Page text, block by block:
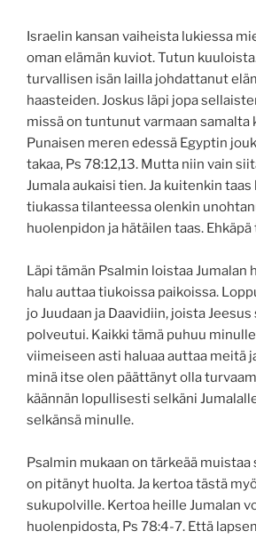
Israelin kansan vaiheista lukiessa
oman elämän kuviot. Tutun
turvallisen isän lailla johdattanut
haasteiden. Joskus läpi jopa
missä on tuntunut varmaan samalta
Punaisen meren edessä Egyptin
takaa, Ps 78:12,13. Mutta niin vain
Jumala aukaisi tien. Ja kuitenkin
tiukassa tilanteessa olenkin
huolenpidon ja hätäilen taas.
Läpi tämän Psalmin loistaa Jumalan
halu auttaa tiukoissa paikoissa.
jo Juudaan ja Daavidiin, joista
polveutui. Kaikki tämä puhuu
viimeiseen asti haluaa auttaa meitä
minä itse olen päättänyt olla
käännän lopullisesti selkäni
selkänsä minulle.
Psalmin mukaan on tärkeää muistaa
on pitänyt huolta. Ja kertoa tästä
sukupolville. Kertoa heille Jumalan
huolenpidosta, Ps 78:4-7. Että